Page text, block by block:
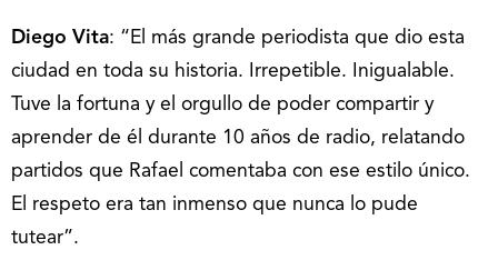
Diego Vita: “El más grande periodista que dio esta
ciudad en toda su historia. Irrepetible. Inigualable.
Tuve la fortuna y el orgullo de poder compartir y
aprender de él durante 10 años de radio, relatando
partidos que Rafael comentaba con ese estilo único.
El respeto era tan inmenso que nunca lo pude
tutear”.